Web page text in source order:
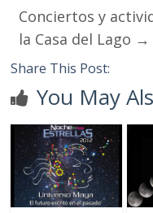
Conciertos y
la Casa del Lago →
Share This Post:
You May